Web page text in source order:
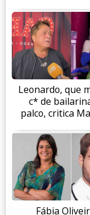
Leonardo, que
c* de
palco, critica
Fábia